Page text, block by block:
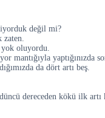
değil mi?
zaten.
yok oluyordu.
yaptığınızda
da dört artı beş.
dereceden kökü ilk